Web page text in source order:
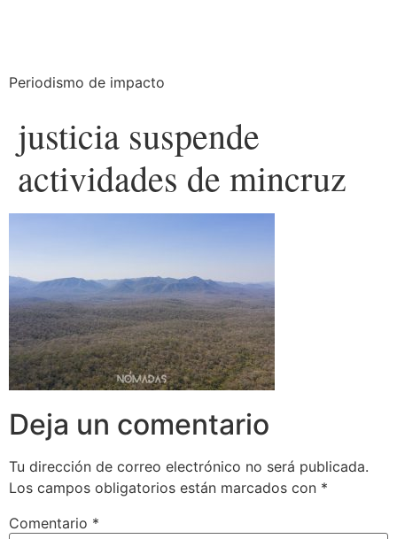
Periodismo de impacto
justicia suspende
actividades de mincruz
Deja un comentario
Tu dirección de correo electrónico no será publicada.
Los campos obligatorios están marcados con *
Comentario *